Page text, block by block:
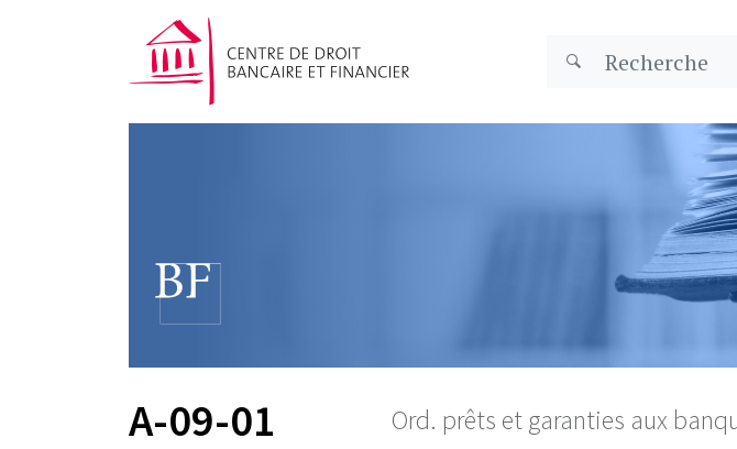
A-09-01 Ord. prêts et garanties aux